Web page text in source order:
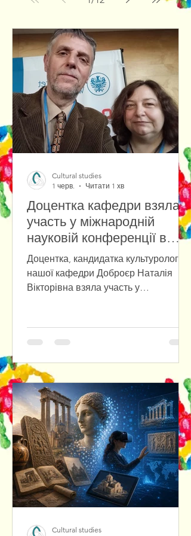
Доцентка кафедри взяла
участь у міжнародній
науковій конференції в
Університеті Вроцлава
Доцентка, кандидатка культурології
нашої кафедри Доброєр Наталія
Вікторівна взяла участь у
tu jest. Polska–Ukraina–Europa: Nowy
відкриття Центру польсько-
української співпраці. У співпраці з
польським колегою було
підготовлено та представлено
наукову доповідь, присвячену
актуальним питанням польсько-
української взаємодії в
європейському контексті.
Cultural studies
1 черв.
Читати 1 хв
Cultural studies